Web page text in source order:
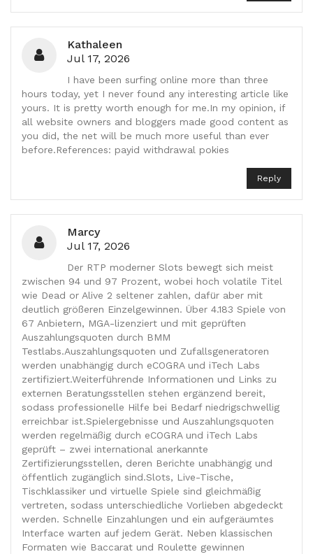
Kathaleen
Jul 17, 2026
I have been surfing online more than three
hours today, yet I never found any interesting article like
yours. It is pretty worth enough for me.In my opinion, if
all website owners and bloggers made good content as
you did, the net will be much more useful than ever
before.References: payid withdrawal pokies
Reply
Marcy
Jul 17, 2026
Der RTP moderner Slots bewegt sich meist
zwischen 94 und 97 Prozent, wobei hoch volatile Titel
wie Dead or Alive 2 seltener zahlen, dafür aber mit
deutlich größeren Einzelgewinnen. Über 4.183 Spiele von
67 Anbietern, MGA-lizenziert und mit geprüften
Auszahlungsquoten durch BMM
Testlabs.Auszahlungsquoten und Zufallsgeneratoren
werden unabhängig durch eCOGRA und iTech Labs
zertifiziert.Weiterführende Informationen und Links zu
externen Beratungsstellen stehen ergänzend bereit,
sodass professionelle Hilfe bei Bedarf niedrigschwellig
erreichbar ist.Spielergebnisse und Auszahlungsquoten
werden regelmäßig durch eCOGRA und iTech Labs
geprüft – zwei international anerkannte
Zertifizierungsstellen, deren Berichte unabhängig und
öffentlich zugänglich sind.Slots, Live-Tische,
Tischklassiker und virtuelle Spiele sind gleichmäßig
vertreten, sodass unterschiedliche Vorlieben abgedeckt
werden. Schnelle Einzahlungen und ein aufgeräumtes
Interface warten auf jedem Gerät. Neben klassischen
Formaten wie Baccarat und Roulette gewinnen